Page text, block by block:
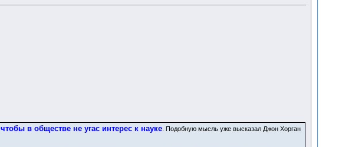
чтобы в обществе не угас интерес к науке. Подобную мысль уже высказал Джон Хорган